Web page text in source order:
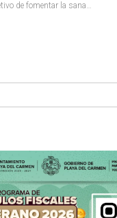
de fomentar la sana…